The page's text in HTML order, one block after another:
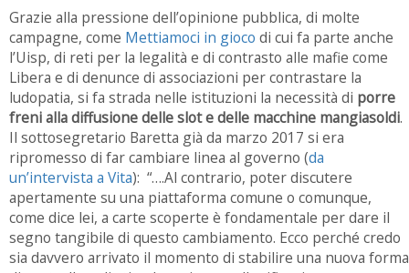
Grazie alla pressione dell’opinione pubblica, di molte
campagne, come Mettiamoci in gioco di cui fa parte anche
l’Uisp, di reti per la legalità e di contrasto alle mafie come
Libera e di denunce di associazioni per contrastare la
ludopatia, si fa strada nelle istituzioni la necessità di porre
freni alla diffusione delle slot e delle macchine mangiasoldi.
Il sottosegretario Baretta già da marzo 2017 si era
ripromesso di far cambiare linea al governo (da
un’intervista a Vita): “….Al contrario, poter discutere
apertamente su una piattaforma comune o comunque,
come dice lei, a carte scoperte è fondamentale per dare il
segno tangibile di questo cambiamento. Ecco perché credo
sia davvero arrivato il momento di stabilire una nuova forma